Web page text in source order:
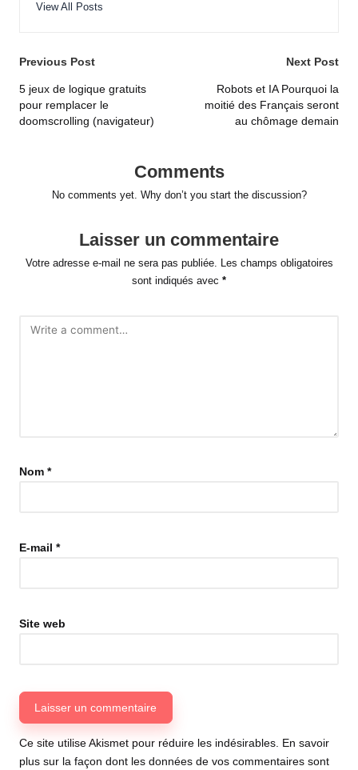
View All Posts
Post
navigation
Previous Post
5 jeux de logique gratuits
pour remplacer le
doomscrolling (navigateur)
Next Post
Robots et IA Pourquoi la
moitié des Français seront
au chômage demain
Comments
No comments yet. Why don’t you start the discussion?
Laisser un commentaire
Votre adresse e-mail ne sera pas publiée. Les champs obligatoires
sont indiqués avec *
Nom *
E-mail *
Site web
Ce site utilise Akismet pour réduire les indésirables. En savoir
plus sur la façon dont les données de vos commentaires sont